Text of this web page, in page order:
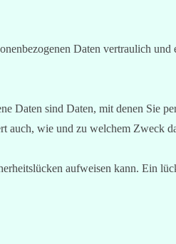
Daten vertraulich und
Daten sind Daten, mit denen Sie
auch, wie und zu welchem Zweck
aufweisen kann. Ein